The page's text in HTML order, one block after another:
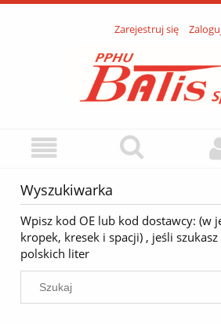
Zarejestruj się
Wyszukiwarka
Wpisz kod OE lub kod dostawcy: (w
kropek, kresek i spacji) , jeśli
polskich liter